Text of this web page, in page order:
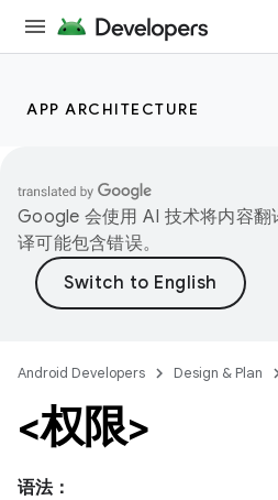
APP ARCHITECTURE
Google 会使用 AI 技术将内容翻
译可能包含错误。
Android Developers Design & Plan
<权限>
语法：